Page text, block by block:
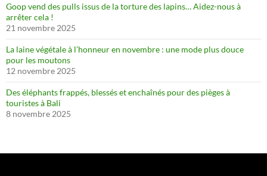
Goop vend des pulls issus de la torture des lapins… Aidez-nous à
arrêter cela !
21 novembre 2025
La laine végétale à l’honneur en novembre : une mode plus douce
pour les moutons
12 novembre 2025
Des éléphants frappés, blessés et enchaînés pour des pièges à
touristes à Bali
8 novembre 2025